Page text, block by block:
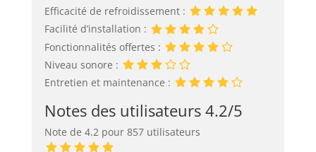
Efficacité de refroidissement :
Facilité d’installation :
Fonctionnalités offertes :
Niveau sonore :
Entretien et maintenance :
Notes des utilisateurs 4.2/5
Note de 4.2 pour 857 utilisateurs